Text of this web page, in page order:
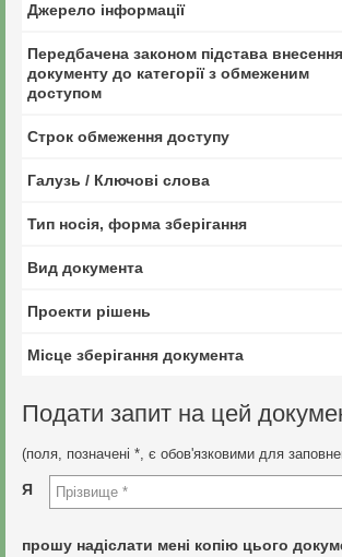
Джерело інформації
Передбачена законом підстава внесення
документу до категорії з обмеженим
доступом
Строк обмеження доступу
Галузь / Ключові слова
Тип носія, форма зберігання
Вид документа
Проекти рішень
Місце зберігання документа
Подати запит на цей
(поля, позначені *, є обов'язковими для
Я
прошу надіслати мені копію цього